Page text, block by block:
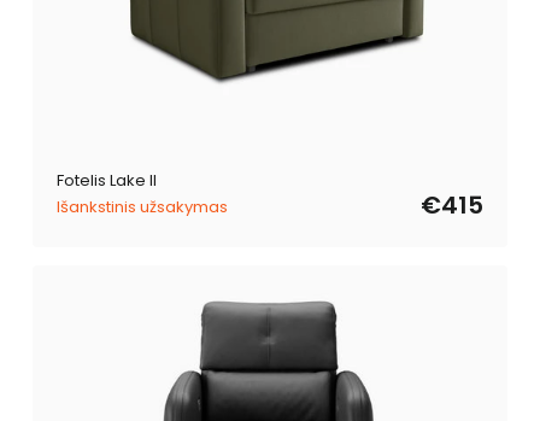
Fotelis Lake II
Išankstinis užsakymas
€415